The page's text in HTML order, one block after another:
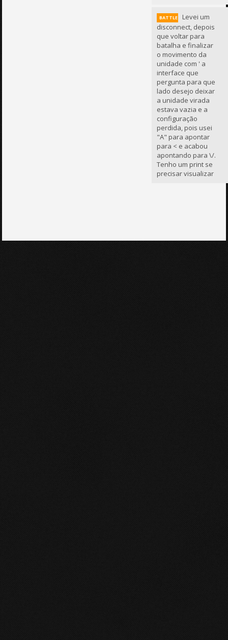
BATTLE
Levei um
disconnect, depois
que voltar para
batalha e finalizar
o movimento da
unidade com ' a
interface que
pergunta para que
lado desejo deixar
a unidade virada
estava vazia e a
configuração
perdida, pois usei
"A" para apontar
para < e acabou
apontando para \/.
Tenho um print se
precisar visualizar